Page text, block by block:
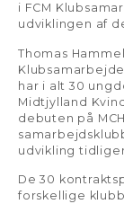
i FCM
udviklingen af
Thomas
har i alt 30
Midtjylland
debuten på
udvikling
De 30
forskellige